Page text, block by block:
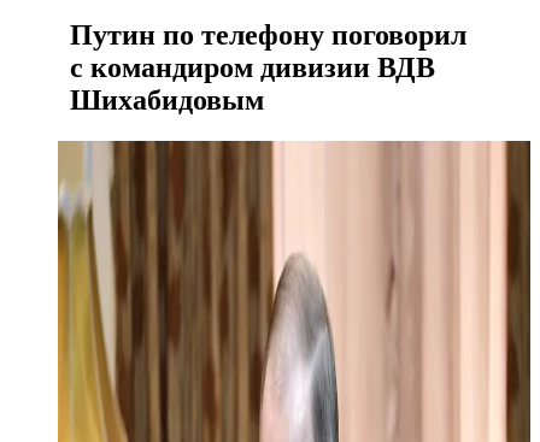
Путин по телефону поговорил
с командиром дивизии ВДВ
Шихабидовым